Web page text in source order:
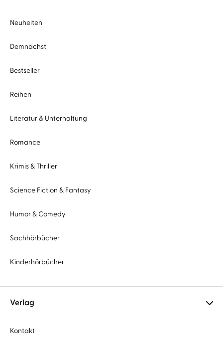
Neuheiten
Demnächst
Bestseller
Reihen
Literatur & Unterhaltung
Romance
Krimis & Thriller
Science Fiction & Fantasy
Humor & Comedy
Sachhörbücher
Kinderhörbücher
Verlag
Kontakt